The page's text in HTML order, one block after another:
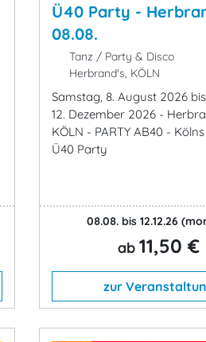
Ü40 Party -
08.08.
Tanz / Party & Disco
Herbrand's, KÖLN
Samstag, 8. August 2026
12. Dezember 2026 -
KÖLN - PARTY AB40 -
Ü40 Party
08.08. bis 12.12.26
ab 11,50 €
zur